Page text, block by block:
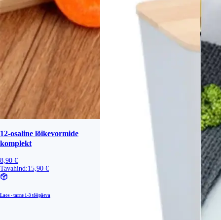
12-osaline lõikevormide
komplekt
8,90 €
Tavahind:15,90 €
Laos - tarne 1-3 tööpäeva